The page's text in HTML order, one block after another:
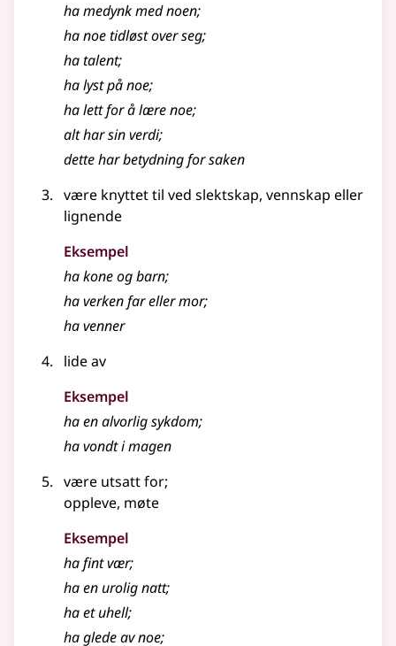
ha medynk med noen;
ha noe tidløst over seg;
ha talent;
ha lyst på noe;
ha lett for å lære noe;
alt har sin verdi;
dette har betydning for saken
være knyttet til ved slektskap, vennskap eller
lignende
Eksempel
ha kone og barn;
ha verken far eller mor;
ha venner
lide av
Eksempel
ha en alvorlig sykdom;
ha vondt i magen
være utsatt for;
oppleve, møte
Eksempel
ha fint vær;
ha en urolig natt;
ha et uhell;
ha glede av noe;